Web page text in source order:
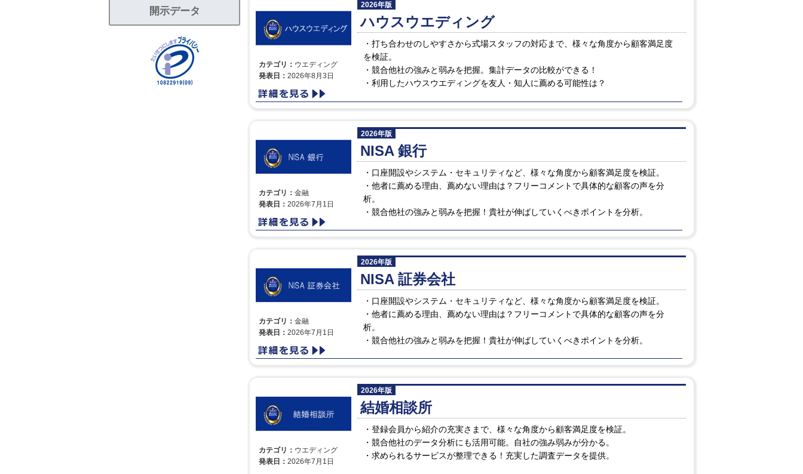
開示データ
カテゴリ： ウエディング
発表日： 2026年8月3日
2026年版
ハウスウエディング
打ち合わせのしやすさから式場スタッフの対応まで、様々な角度から顧客満足度
を検証。
競合他社の強みと弱みを把握。集計データの比較ができる！
利用したハウスウエディングを友人・知人に薦める可能性は？
カテゴリ： 金融
発表日： 2026年7月1日
2026年版
NISA 銀行
口座開設やシステム・セキュリティなど、様々な角度から顧客満足度を検証。
他者に薦める理由、薦めない理由は？フリーコメントで具体的な顧客の声を分
析。
競合他社の強みと弱みを把握！貴社が伸ばしていくべきポイントを分析。
カテゴリ： 金融
発表日： 2026年7月1日
2026年版
NISA 証券会社
口座開設やシステム・セキュリティなど、様々な角度から顧客満足度を検証。
他者に薦める理由、薦めない理由は？フリーコメントで具体的な顧客の声を分
析。
競合他社の強みと弱みを把握！貴社が伸ばしていくべきポイントを分析。
カテゴリ： ウエディング
発表日： 2026年7月1日
2026年版
結婚相談所
登録会員から紹介の充実さまで、様々な角度から顧客満足度を検証。
競合他社のデータ分析にも活用可能。自社の強み弱みが分かる。
求められるサービスが整理できる！充実した調査データを提供。